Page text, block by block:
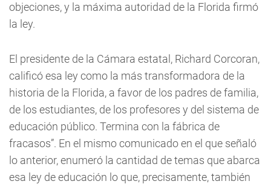
objeciones, y la máxima autoridad de la Florida firmó
la ley.
El presidente de la Cámara estatal, Richard Corcoran,
calificó esa ley como la más transformadora de la
historia de la Florida, a favor de los padres de familia,
de los estudiantes, de los profesores y del sistema de
educación público. Termina con la fábrica de
fracasos”. En el mismo comunicado en el que señaló
lo anterior, enumeró la cantidad de temas que abarca
esa ley de educación lo que, precisamente, también